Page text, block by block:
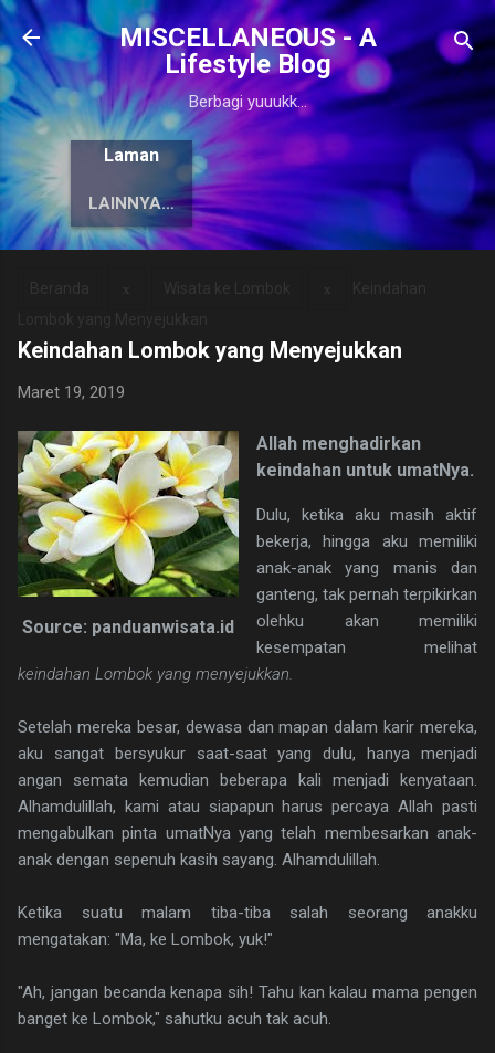
Langsung ke konten utama
MISCELLANEOUS - A
Lifestyle Blog
Berbagi yuuukk...
Laman
LAINNYA…
Keindahan Lombok yang Menyejukkan
Maret 19, 2019
Source: panduanwisata.id
Allah menghadirkan
keindahan untuk umatNya.
Dulu, ketika aku masih aktif
bekerja, hingga aku memiliki
anak-anak yang manis dan
ganteng, tak pernah terpikirkan
olehku akan memiliki
kesempatan melihat
keindahan Lombok yang menyejukkan.
Setelah mereka besar, dewasa dan mapan dalam karir mereka,
aku sangat bersyukur saat-saat yang dulu, hanya menjadi
angan semata kemudian beberapa kali menjadi kenyataan.
Alhamdulillah, kami atau siapapun harus percaya Allah pasti
mengabulkan pinta umatNya yang telah membesarkan anak-
anak dengan sepenuh kasih sayang. Alhamdulillah.
Ketika suatu malam tiba-tiba salah seorang anakku
mengatakan: "Ma, ke Lombok, yuk!"
"Ah, jangan becanda kenapa sih! Tahu kan kalau mama pengen
banget ke Lombok," sahutku acuh tak acuh.